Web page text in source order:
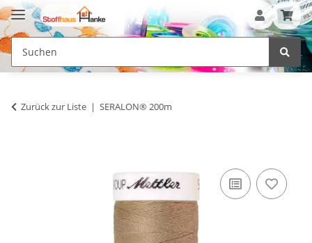
Zurück zur Liste SERALON® 200m